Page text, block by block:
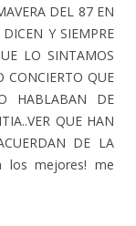
DEL 87 EN
Y SIEMPRE
LO SINTAMOS
CONCIERTO QUE
HABLABAN DE
QUE HAN
DE LA
los mejores! me